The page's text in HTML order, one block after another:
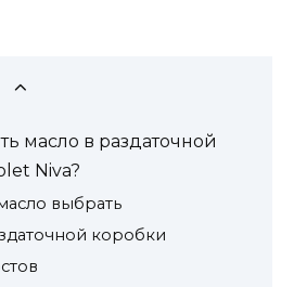
масло в раздаточной
Niva?
выбрать
коробки